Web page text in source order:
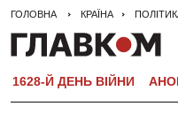
ГОЛОВНА КРАЇНА
1628-Й ДЕНЬ ВІЙНИ